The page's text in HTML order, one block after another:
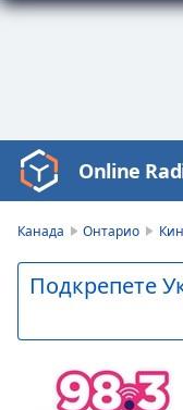
Video
Player
Play
Video
Skip
Forward
Online
Канада Онтарио
Подкрепете